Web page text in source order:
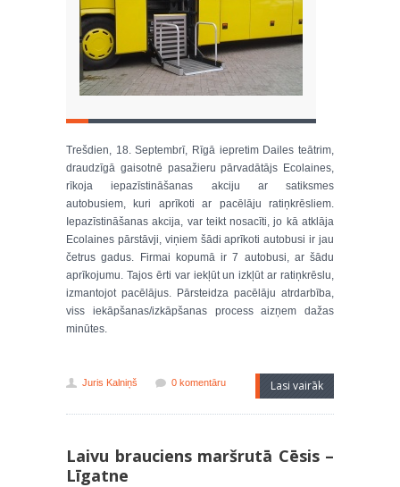
Trešdien, 18. Septembrī, Rīgā iepretim Dailes teātrim,
draudzīgā gaisotnē pasažieru pārvadātājs Ecolaines,
rīkoja iepazīstināšanas akciju ar satiksmes
autobusiem, kuri aprīkoti ar pacēlāju ratiņkrēsliem.
Iepazīstināšanas akcija, var teikt nosacīti, jo kā atklāja
Ecolaines pārstāvji, viņiem šādi aprīkoti autobusi ir jau
četrus gadus. Firmai kopumā ir 7 autobusi, ar šādu
aprīkojumu. Tajos ērti var iekļūt un izkļūt ar ratiņkrēslu,
izmantojot pacēlājus. Pārsteidza pacēlāju atrdarbība,
viss iekāpšanas/izkāpšanas process aizņem dažas
minūtes.
Juris Kalniņš 0 komentāru Lasi vairāk
Laivu brauciens maršrutā Cēsis –
Līgatne